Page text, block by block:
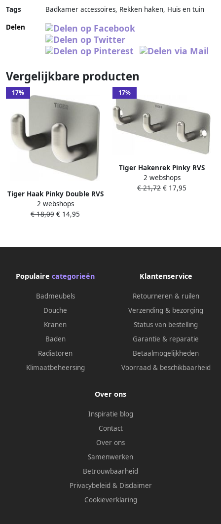
Tags
Badkamer accessoires, Rekken haken, Huis en tuin
Delen
Vergelijkbare producten
17%
Tiger Haak Pinky Double RVS
geborsteld 5x4x2.5cm
1113230941
2 webshops
€ 18,09 € 14,95
17%
Tiger Hakenrek Pinky RVS
geborsteld 13.1x4x2.2cm
1103330941
2 webshops
€ 21,72 € 17,95
Populaire categorieën
Badmeubels
Douche
Kranen
Baden
Radiatoren
Klimaatbeheersing
Klantenservice
Retourneren & ruilen
Verzending & bezorging
Status van bestelling
Garantie & reparatie
Betaalmogelijkheden
Voorraad & beschikbaarheid
Over ons
Inspiratie blog
Contact
Over ons
Samenwerken
Betrouwbaarheid
Privacybeleid & Disclaimer
Cookieverklaring